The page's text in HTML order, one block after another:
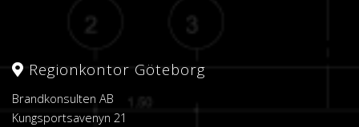
Regionkontor Göteborg
Brandkonsulten AB
Kungsportsavenyn 21